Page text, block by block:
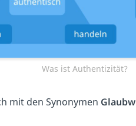
Was ist Authentizität?
mit den Synonymen